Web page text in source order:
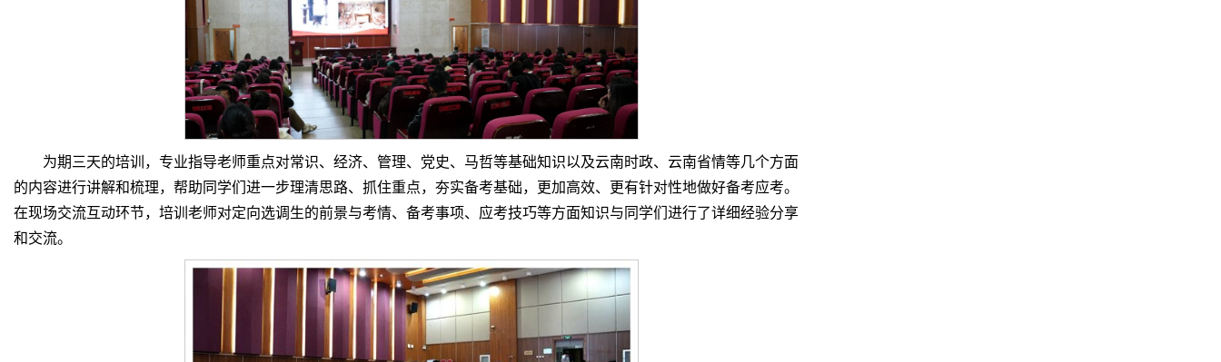
为期三天的培训，专业指导老师重点对常识、经济、管理、党史、马哲等基础知识以及云南时政、云南省情等几个方面
的内容进行讲解和梳理，帮助同学们进一步理清思路、抓住重点，夯实备考基础，更加高效、更有针对性地做好备考应考。
在现场交流互动环节，培训老师对定向选调生的前景与考情、备考事项、应考技巧等方面知识与同学们进行了详细经验分享
和交流。